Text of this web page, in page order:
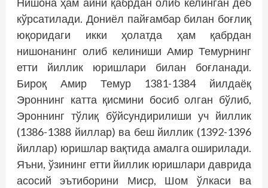
кўрсатилади. Дониёл пайғамбар билан боғлиқ
юқоридаги икки ҳолатда ҳам қабрдан
нишонанинг олиб келиниши Амир Темурнинг
етти йиллик юришлари билан боғланади.
Бироқ Амир Темур 1381-1384 йилдаёқ
Эроннинг катта қисмини босиб олган бўлиб,
Эроннинг тўлиқ бўйсундирилиши уч йиллик
(1386-1388 йиллар) ва беш йиллик (1392-1396
йиллар) юришлар вақтида амалга оширилади.
Яъни, ўзининг етти йиллик юришлари даврида
асосий эътиборини Миср, Шом ўлкаси ва